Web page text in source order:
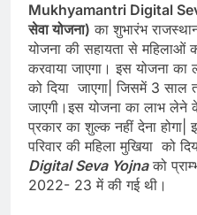
Mukhyamantri Digital
सेवा योजना) का शुभारंभ
योजना की सहायता से महिलाओं
करवाया जाएगा। इस योजना
को दिया जाएगा| जिसमें 3 साल
जाएगी।इस योजना का लाभ लेने
प्रकार का शुल्क नहीं देना होगा|
परिवार की महिला मुखिया को
Digital Seva Yojnaको
2022- 23 में की गई थी।